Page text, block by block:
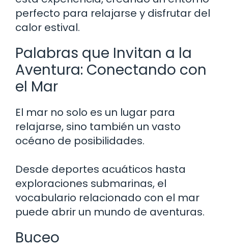
perfecto para relajarse y disfrutar del
calor estival.
Palabras que Invitan a la
Aventura: Conectando con
el Mar
El mar no solo es un lugar para
relajarse, sino también un vasto
océano de posibilidades.
Desde deportes acuáticos hasta
exploraciones submarinas, el
vocabulario relacionado con el mar
puede abrir un mundo de aventuras.
Buceo